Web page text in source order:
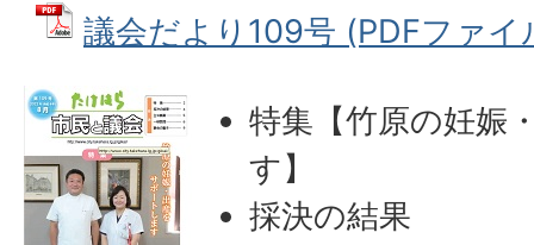
議会だより109号 (PDFファ
特集【竹原の妊娠
す】
採決の結果